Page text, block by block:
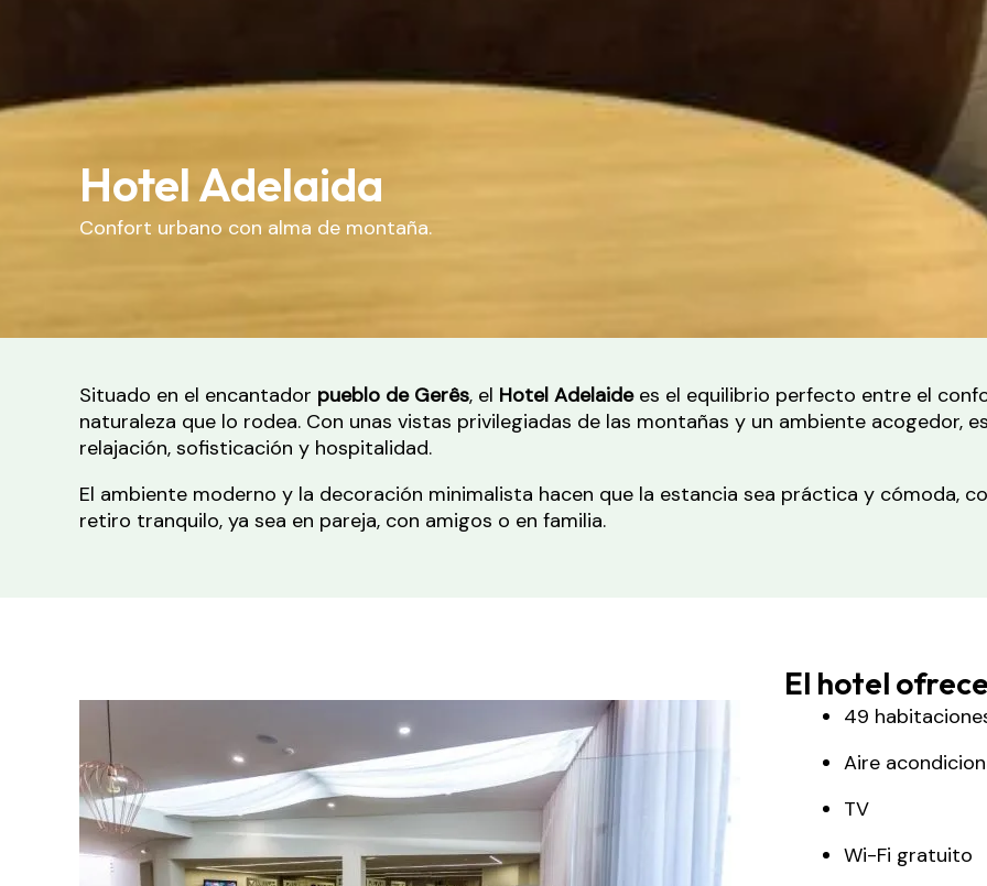
Hotel Adelaida
Confort urbano con alma de montaña.
Situado en el encantador pueblo de Gerês, el Hotel Adelaidees el equilibrio perfecto entre el
naturaleza que lo rodea. Con unas vistas privilegiadas de las montañas y un ambiente acogedor,
relajación, sofisticación y hospitalidad.
El ambiente moderno y la decoración minimalista hacen que la estancia sea práctica y cómoda,
retiro tranquilo, ya sea en pareja, con amigos o en familia.
El hotel
49
Aire
TV
Wi-Fi gratuito